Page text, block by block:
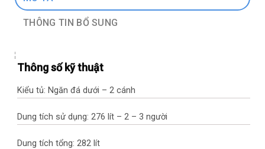
THÔNG TIN BỔ SUNG
Thông số kỹ thuật
Kiểu tủ: Ngăn đá dưới – 2 cánh
Dung tích sử dụng: 276 lít – 2 – 3 người
Dung tích tổng: 282 lít